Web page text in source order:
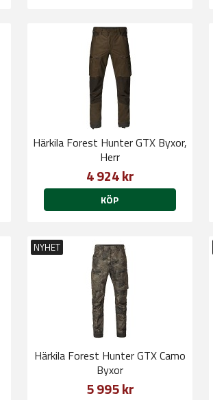
Härkila Forest Hunter GTX Byxor,
Herr
4 924 kr
KÖP
NYHET
Härkila Forest Hunter GTX Camo
Byxor
5 995 kr